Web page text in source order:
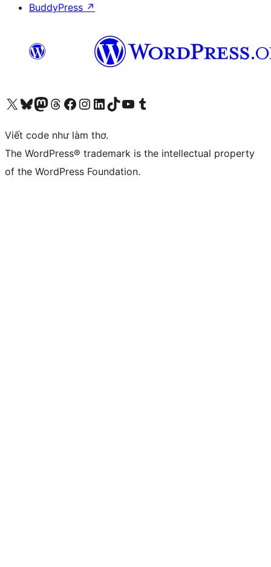
BuddyPress ↗
Truy cập tài khoản X (trước đây là Twitter) của chúng tôiVisit our Bluesky account
Visit our Mastodon account
Visit our Threads account
Xem trang Facebook của chúng tôiTruy cập tài khoản Instagram của chúng tôiTruy cập tài khoản LinkedIn của chúng tôiVisit our TikTok account
Truy cập kênh YouTube của chúng tôi Visit our Tumblr account
Viết code như làm thơ.
The WordPress® trademark is the intellectual property
of the WordPress Foundation.